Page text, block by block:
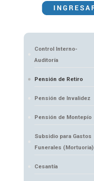
Control Interno-
Auditoría
Pensión de Retiro
Pensión de Invalidez
Pensión de Montepío
Subsidio para Gastos
Funerales (Mortuoria)
Cesantía